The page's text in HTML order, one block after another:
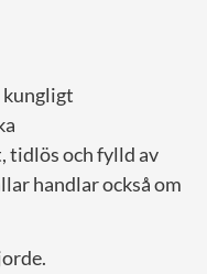
tidlös och fylld av
handlar också om